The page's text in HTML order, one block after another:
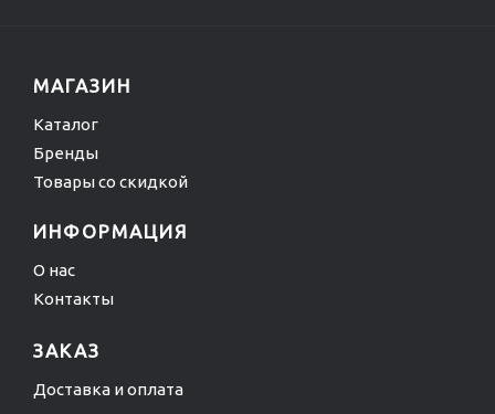
МАГАЗИН
Каталог
Бренды
Товары со скидкой
ИНФОРМАЦИЯ
О нас
Контакты
ЗАКАЗ
Доставка и оплата